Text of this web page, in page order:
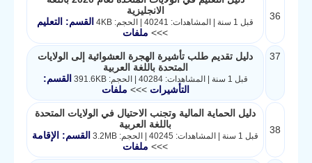
36
الانجليزية
قبل 1 سنة | المشاهدات: 40241 | الحجم: 4KB
القسم: التعليم
>>> ملفات
37
دليل تقديم طلب تأشيرة الهجرة العشوائية إلى الولايات
المتحدة باللغة العربية
قبل 1 سنة | المشاهدات: 40284 | الحجم: 391.6KB
القسم:
التأشيرات>>> ملفات
38
دليل الحماية المالية وتجنب الاحتيال في الولايات المتحدة
باللغة العربية
قبل 1 سنة | المشاهدات: 40245 | الحجم: 3.2MB
القسم: الإقامة
>>> ملفات